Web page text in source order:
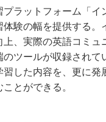
ラットフォーム「
験の幅を提供する
、実際の英語コミ
ツールが収録されて
した内容を、更に
とができる。